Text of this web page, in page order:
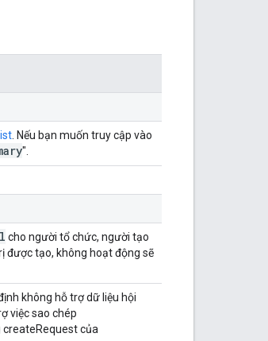
. Nếu bạn muốn truy cập vào
".
cho người tổ chức, người tạo
được tạo, không hoạt động sẽ
không hỗ trợ dữ liệu hội
việc sao chép
của